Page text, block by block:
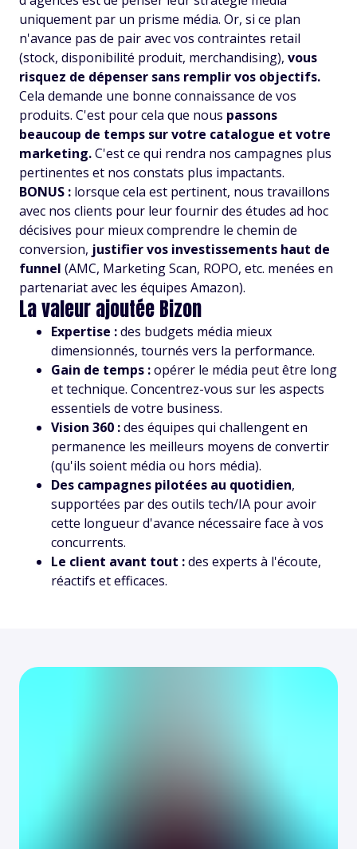
uniquement par un prisme média. Or, si ce plan
n'avance pas de pair avec vos contraintes retail
(stock, disponibilité produit, merchandising), vous
risquez de dépenser sans remplir vos objectifs.
Cela demande une bonne connaissance de vos
produits. C'est pour cela que nous passons
beaucoup de temps sur votre catalogue et votre
marketing.C'est ce qui rendra nos campagnes plus
pertinentes et nos constats plus impactants.
BONUS : lorsque cela est pertinent, nous travaillons
avec nos clients pour leur fournir des études ad hoc
décisives pour mieux comprendre le chemin de
conversion, justifier vos investissements haut de
funnel (AMC, Marketing Scan, ROPO, etc. menées en
partenariat avec les équipes Amazon).
La valeur ajoutée Bizon
Expertise :des budgets média mieux
dimensionnés, tournés vers la performance.
Gain de temps :opérer le média peut être long
et technique. Concentrez-vous sur les aspects
essentiels de votre business.
Vision 360 :des équipes qui challengent en
permanence les meilleurs moyens de convertir
(qu'ils soient média ou hors média).
Des campagnes pilotées au quotidien,
supportées par des outils tech/IA pour avoir
cette longueur d'avance nécessaire face à vos
concurrents.
Le client avant tout :des experts à l'écoute,
réactifs et efficaces.